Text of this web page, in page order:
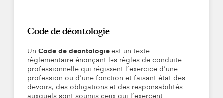
Code de déontologie
Un Code de déontologie est un texte
règlementaire énonçant les règles de conduite
professionnelle qui régissent l’exercice d’une
profession ou d’une fonction et faisant état des
devoirs, des obligations et des responsabilités
auxquels sont soumis ceux qui l’exercent.